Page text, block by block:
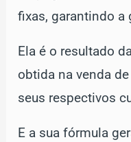
fixas, garantindo a
Ela é o resultado
obtida na venda
seus respectivos
E a sua fórmula